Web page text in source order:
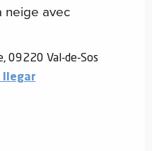
neige avec
09220 Val-de-Sos
llegar